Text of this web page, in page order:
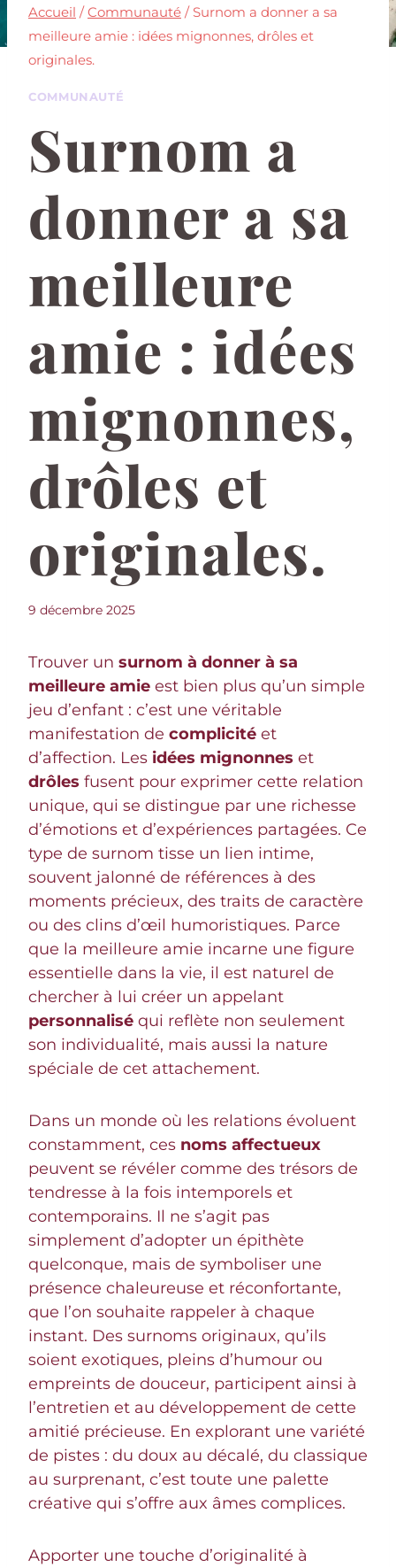
Accueil / Communauté / Surnom a donner a sa
meilleure amie : idées mignonnes, drôles et
originales.
COMMUNAUTÉ
Surnom a
donner a sa
meilleure
amie : idées
mignonnes,
drôles et
originales.
9 décembre 2025
Trouver un surnom à donner à sa
meilleure amie est bien plus qu’un simple
jeu d’enfant : c’est une véritable
manifestation de complicité et
d’affection. Les idées mignonnes et
drôles fusent pour exprimer cette relation
unique, qui se distingue par une richesse
d’émotions et d’expériences partagées. Ce
type de surnom tisse un lien intime,
souvent jalonné de références à des
moments précieux, des traits de caractère
ou des clins d’œil humoristiques. Parce
que la meilleure amie incarne une figure
essentielle dans la vie, il est naturel de
chercher à lui créer un appelant
personnalisé qui reflète non seulement
son individualité, mais aussi la nature
spéciale de cet attachement.
Dans un monde où les relations évoluent
constamment, ces noms affectueux
peuvent se révéler comme des trésors de
tendresse à la fois intemporels et
contemporains. Il ne s’agit pas
simplement d’adopter un épithète
quelconque, mais de symboliser une
présence chaleureuse et réconfortante,
que l’on souhaite rappeler à chaque
instant. Des surnoms originaux, qu’ils
soient exotiques, pleins d’humour ou
empreints de douceur, participent ainsi à
l’entretien et au développement de cette
amitié précieuse. En explorant une variété
de pistes : du doux au décalé, du classique
au surprenant, c’est toute une palette
créative qui s’offre aux âmes complices.
Apporter une touche d’originalité à